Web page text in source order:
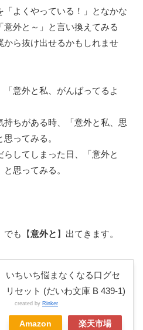
よくやっている！」となかな
外と～」と言い換えてみる
から抜け出せるかもしれませ
意外と私、がんばってるよ
ちがある時、「意外と私、思
ってみる。
してしまった日、「意外と
思ってみる。
でも【意外と 】出てきます。
いちいち悩まなくなる口グセ
リセット (だいわ文庫 B 439-1)
created by Rinker
Amazon 楽天市場